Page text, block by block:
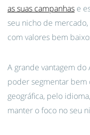
as suas campanhas e
seu nicho de
com valores bem
A grande vantagem
poder segmentar bem
geográfica, pelo
manter o foco no seu